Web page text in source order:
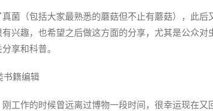
菌（包括大家最熟悉的蘑菇但不止有蘑菇），此后
兴趣，也希望之后做这方面的分享，尤其是公众对
享和科普。
书籍编辑
工作的时候曾远离过博物一段时间，很幸运现在又